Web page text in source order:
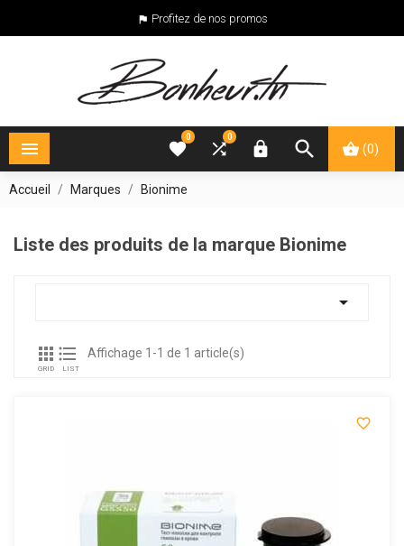
 Profitez de nos promos
 (0)


0

0
Accueil Marques Bionime
Liste des produits de la marque Bionime


GRID

LIST
Affichage 1-1 de 1 article(s)
